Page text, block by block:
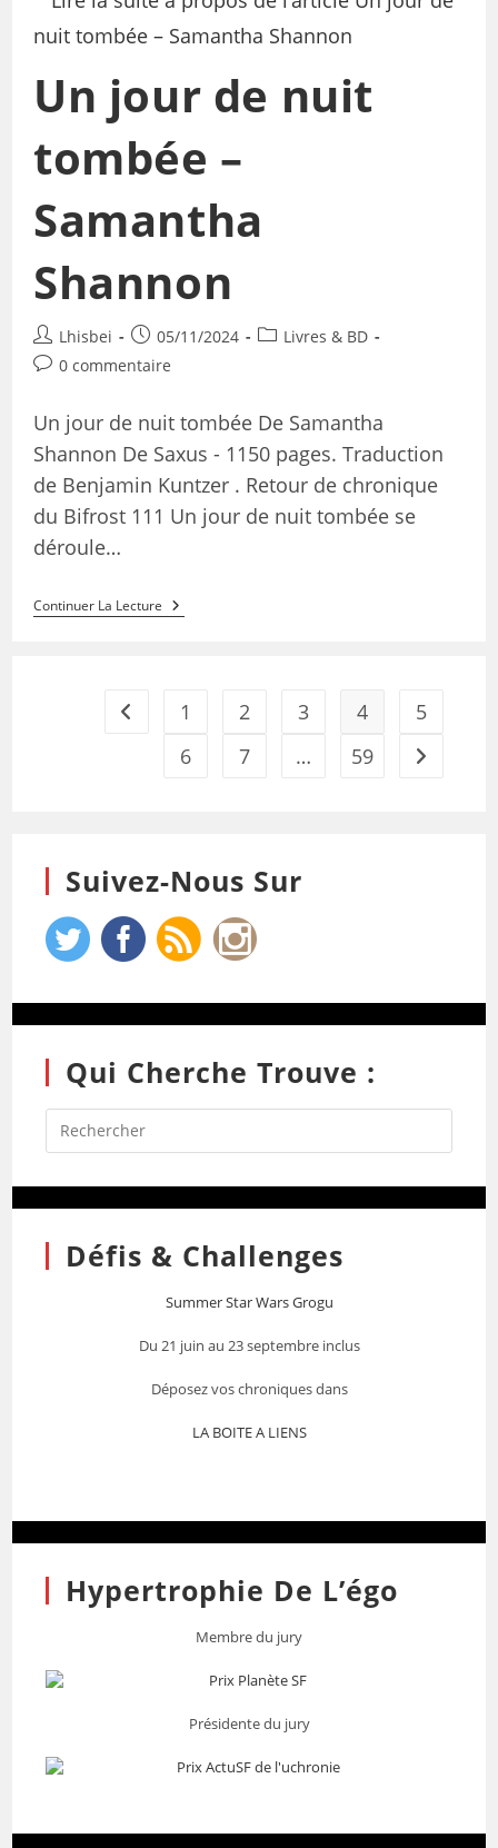
Un jour de nuit
tombée –
Samantha
Shannon
Lhisbei 05/11/2024
Livres & BD
0 commentaire
Un jour de nuit tombée De Samantha
Shannon De Saxus - 1150 pages. Traduction
de Benjamin Kuntzer . Retour de chronique
du Bifrost 111 Un jour de nuit tombée se
déroule…
Continuer La Lecture
1 2 3 4
5
6
7 … 59
Suivez-Nous Sur
Qui Cherche Trouve :
Défis & Challenges
Summer Star Wars Grogu
Du 21 juin au 23 septembre inclus
Déposez vos chroniques dans
LA BOITE A LIENS
Hypertrophie De L’égo
Membre du jury
Présidente du jury